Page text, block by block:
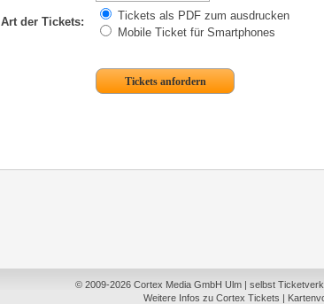
Art der Tickets:
Tickets als PDF zum ausdrucken
Mobile Ticket für Smartphones
© 2009-2026 Cortex Media GmbH Ulm | selbst
Weitere Infos zu Cortex Tickets |